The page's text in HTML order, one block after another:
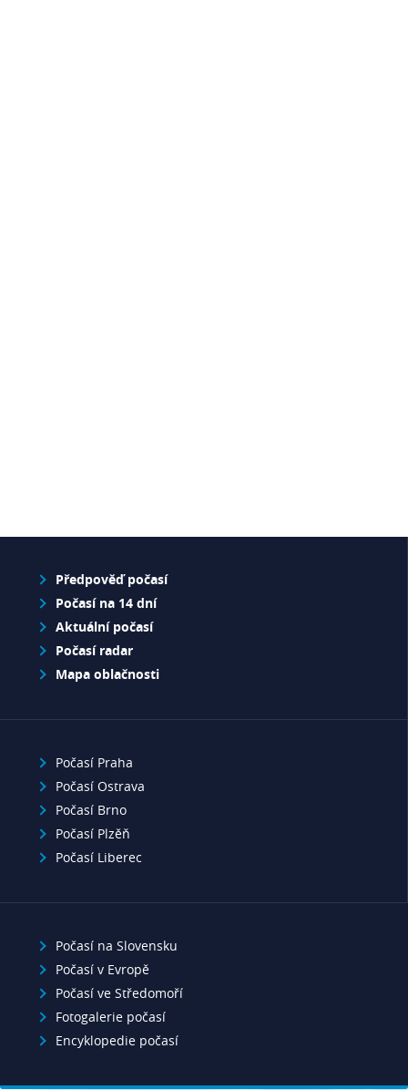
Předpověď počasí
Počasí na 14 dní
Aktuální počasí
Počasí radar
Mapa oblačnosti
Počasí Praha
Počasí Ostrava
Počasí Brno
Počasí Plzěň
Počasí Liberec
Počasí na Slovensku
Počasí v Evropě
Počasí ve Středomoří
Fotogalerie počasí
Encyklopedie počasí